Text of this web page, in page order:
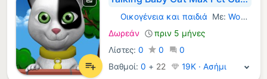
Windows Παιχνίδια:
Οικογένεια και παιδιά Με:Wonderful Games AG
Δωρεάν
πριν 5 μήνες
Λίστες:0 0
0
Βαθμοί:0 + 22 19K · Ασήμι